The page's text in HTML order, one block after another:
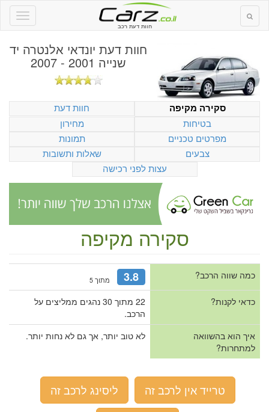
חוות דעת רכב
חוות דעת יונדאי אלנטרה יד
שנייה 2001 - 2007
סקירה מקיפה
חוות דעת
בטיחות
מחירון
מפרטים טכניים
תמונות
צבעים
שאלות ותשובות
עצות לפני רכישה
סקירה מקיפה
כמה שווה הרכב? 3.8 מתוך 5
כדאי לקנות?
22 מתוך 30 נהגים ממליצים על
הרכב.
איך הוא בהשוואה
למתחרות?
לא טוב יותר, אך גם לא נחות יותר.
טרייד אין לרכב זה
ליסינג לרכב זה